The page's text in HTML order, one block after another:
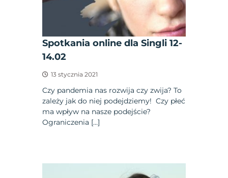
Spotkania online dla Singli 12-
14.02
13 stycznia 2021
Czy pandemia nas rozwija czy zwija? To
zależy jak do niej podejdziemy! Czy płeć
ma wpływ na nasze podejście?
Ograniczenia […]